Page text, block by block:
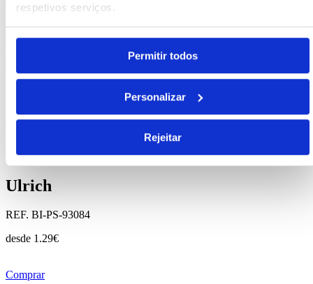
respetivos serviços.
Permitir todos
Personalizar
Rejeitar
Comprar
desde 1.97€
Comprar
Ulrich
REF. BI-PS-93084
desde 1.29€
Comprar